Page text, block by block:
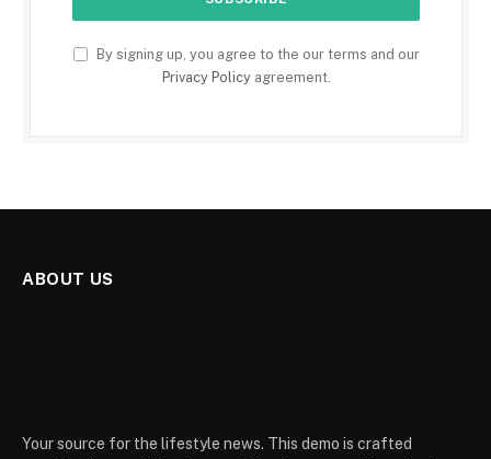
By signing up, you agree to the our terms and our
Privacy Policyagreement.
ABOUT US
Your source for the lifestyle news. This demo is crafted